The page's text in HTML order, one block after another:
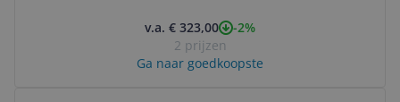
v.a. € 323,00
-2%
2 prijzen
Ga naar goedkoopste